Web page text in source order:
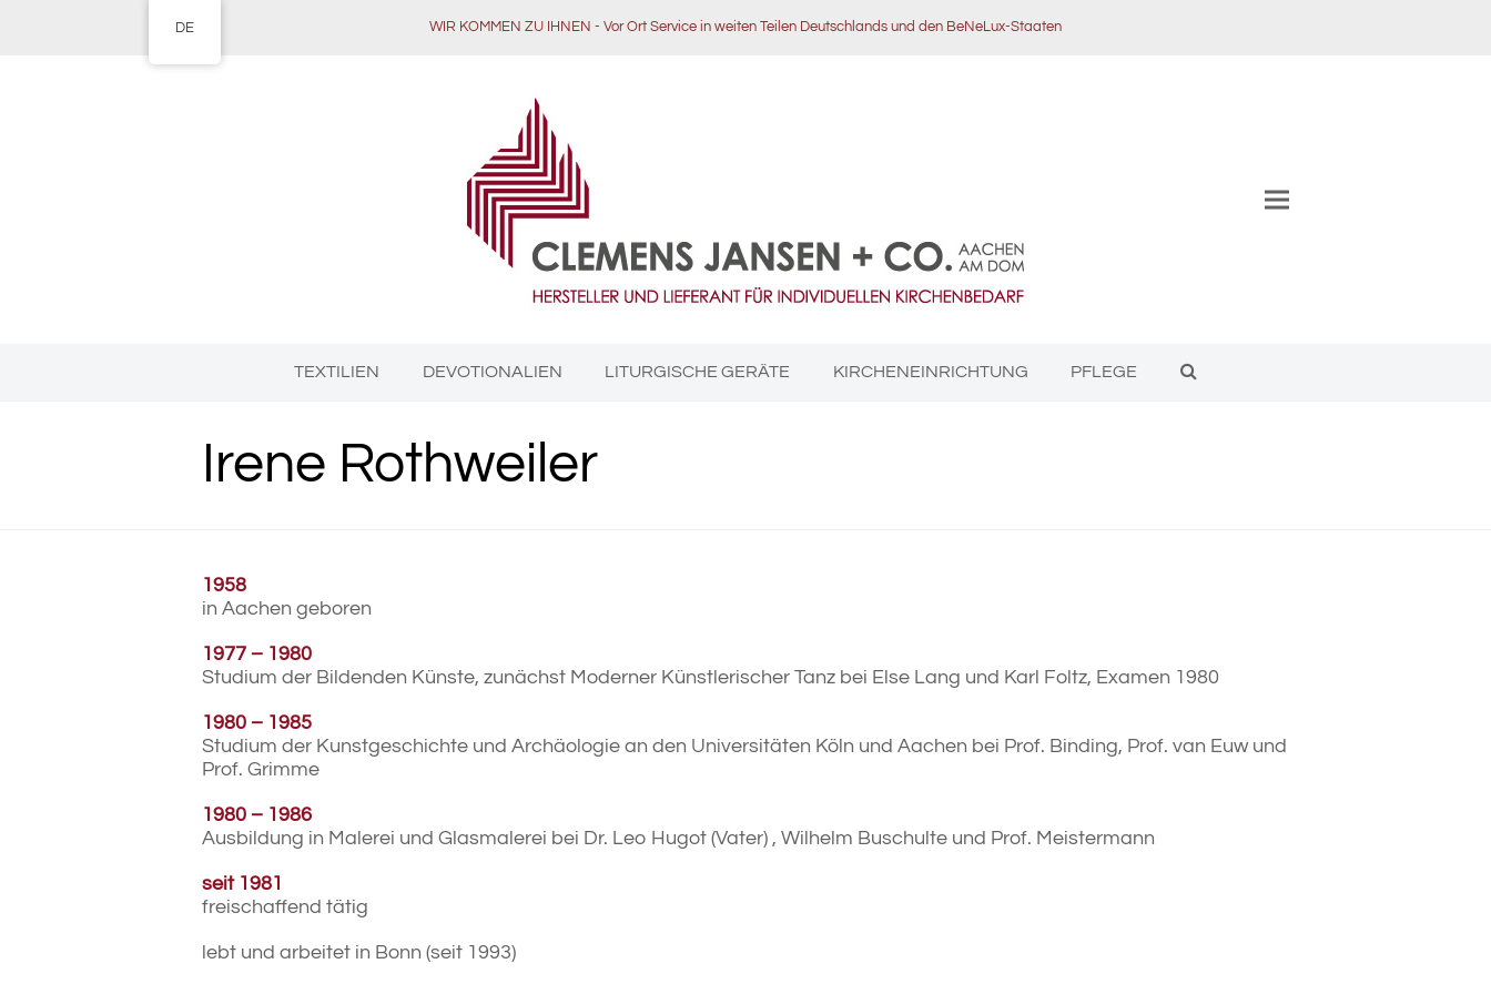
WIR KOMMEN ZU IHNEN - Vor Ort Service in weiten Teilen Deutschlands und den BeNeLux-Staaten
TEXTILIEN DEVOTIONALIEN LITURGISCHE GERÄTE KIRCHENEINRICHTUNG PFLEGE
Irene Rothweiler
1958
in Aachen geboren
1977 – 1980
Studium der Bildenden Künste, zunächst Moderner Künstlerischer Tanz bei Else Lang und Karl Foltz, Examen 1980
1980 – 1985
Studium der Kunstgeschichte und Archäologie an den Universitäten Köln und Aachen bei Prof. Binding, Prof. van Euw und
Prof. Grimme
1980 – 1986
Ausbildung in Malerei und Glasmalerei bei Dr. Leo Hugot (Vater) , Wilhelm Buschulte und Prof. Meistermann
seit 1981
freischaffend tätig
lebt und arbeitet in Bonn (seit 1993)
DE